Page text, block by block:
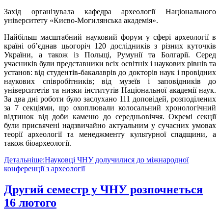
Захід організувала кафедра археології Національного
університету «Києво-Могилянська академія».
Найбільш масштабний науковий форум у сфері археології в
країні об’єднав цьогоріч 120 дослідників з різних куточків
України, а також із Польщі, Румунії та Болгарії. Серед
учасників були представники всіх освітніх і наукових рівнів та
установ: від студентів-бакалаврів до докторів наук і провідних
наукових співробітників; від музеїв і заповідників до
університетів та низки інститутів Національної академії наук.
За два дні роботи було заслухано 111 доповідей, розподілених
за 7 секціями, що охоплювали колосальний хронологічний
відтинок від доби каменю до середньовіччя. Окремі секції
були присвячені надзвичайно актуальним у сучасних умовах
теорії археології та менеджменту культурної спадщини, а
також біоархеології.
Детальніше:Науковці ЧНУ долучилися до міжнародної
конференції з археології
Другий семестр у ЧНУ розпочнеться
16 лютого